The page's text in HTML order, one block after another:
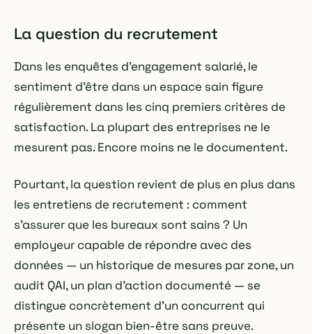
La question du recrutement
Dans les enquêtes d'engagement salarié, le
sentiment d'être dans un espace sain figure
régulièrement dans les cinq premiers critères de
satisfaction. La plupart des entreprises ne le
mesurent pas. Encore moins ne le documentent.
Pourtant, la question revient de plus en plus dans
les entretiens de recrutement : comment
s'assurer que les bureaux sont sains ? Un
employeur capable de répondre avec des
données — un historique de mesures par zone, un
audit QAI, un plan d'action documenté — se
distingue concrètement d'un concurrent qui
présente un slogan bien-être sans preuve.